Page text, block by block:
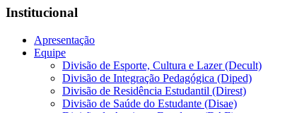
Institucional
Apresentação
Equipe
Divisão de Esporte, Cultura e Lazer (Decult)
Divisão de Integração Pedagógica (Diped)
Divisão de Residência Estudantil (Direst)
Divisão de Saúde do Estudante (Disae)